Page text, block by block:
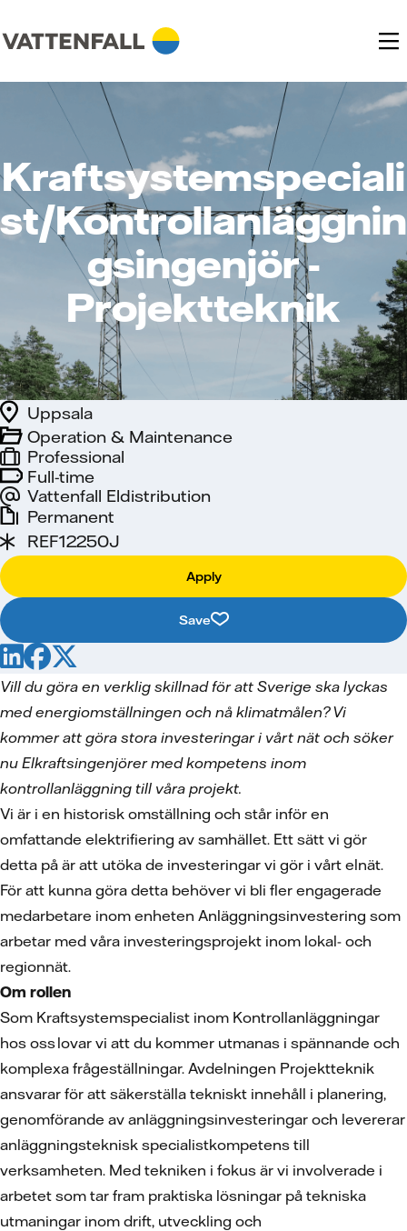
Kraftsystemspeciali
st/Kontrollanläggnin
gsingenjör -
Projektteknik
Full-time
Vattenfall Eldistribution
Uppsala
Professional
Operation & Maintenance
Permanent
REF12250J
Apply
Save
Vill du göra en verklig skillnad för att Sverige ska lyckas
med energiomställningen och nå klimatmålen? Vi
kommer att göra stora investeringar i vårt nät och söker
nu Elkraftsingenjörer med kompetens inom
kontrollanläggning till våra projekt.
Vi är i en historisk omställning och står inför en
omfattande elektrifiering av samhället. Ett sätt vi gör
detta på är att utöka de investeringar vi gör i vårt elnät.
För att kunna göra detta behöver vi bli fler engagerade
medarbetare inom enheten Anläggningsinvestering som
arbetar med våra investeringsprojekt inom lokal- och
regionnät.
Om rollen
Som Kraftsystemspecialist inom Kontrollanläggningar
hos oss lovar vi att du kommer utmanas i spännande och
komplexa frågeställningar. Avdelningen Projektteknik
ansvarar för att säkerställa tekniskt innehåll i planering,
genomförande av anläggningsinvesteringar och levererar
anläggningsteknisk specialistkompetens till
verksamheten. Med tekniken i fokus är vi involverade i
arbetet som tar fram praktiska lösningar på tekniska
utmaningar inom drift, utveckling och